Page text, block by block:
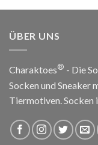
ÜBER UNS
Charaktoes® - Die
Socken und Sneaker
Tiermotiven. Socken